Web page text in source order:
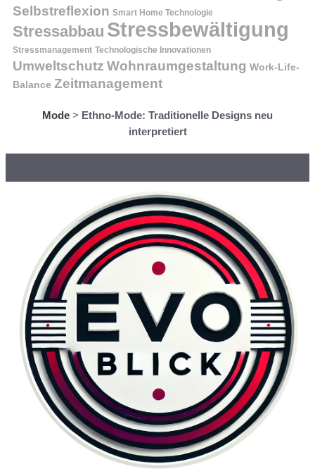
Selbstreflexion Smart Home Technologie
Stressabbau Stressbewältigung
Stressmanagement Technologische Innovationen
Umweltschutz Wohnraumgestaltung Work-Life-
Balance Zeitmanagement
Mode > Ethno-Mode: Traditionelle Designs neu
interpretiert